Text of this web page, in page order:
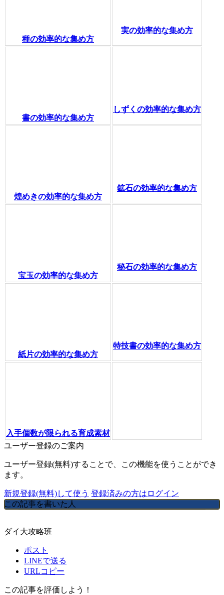
種の効率的な集め方
実の効率的な集め方
書の効率的な集め方
しずくの効率的な集め方
煌めきの効率的な集め方
鉱石の効率的な集め方
宝玉の効率的な集め方
秘石の効率的な集め方
紙片の効率的な集め方
特技書の効率的な集め方
入手個数が限られる育成素材
ユーザー登録のご案内
ユーザー登録(無料)することで、この機能を使うことができ
ます。
新規登録(無料)して使う 登録済みの方はログイン
この記事を書いた人
ダイ大攻略班
ポスト
LINEで送る
URLコピー
この記事を評価しよう！